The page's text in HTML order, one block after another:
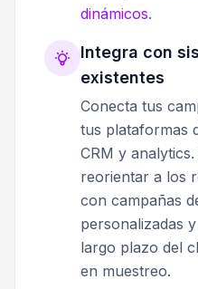
dinámicos.
Integra con
existentes
Conecta tus
tus plataformas
CRM y
reorientar a los
con campañas
personalizadas
largo plazo del
en muestreo.